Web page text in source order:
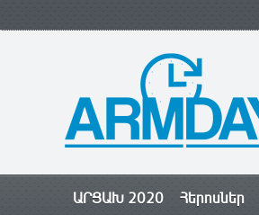
ԱՐՑԱԽ 2020 Հերոսներ